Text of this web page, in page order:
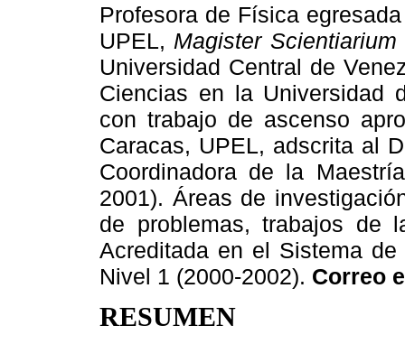
Profesora de Física
UPEL, Magister Scientiarium
Universidad Central de
Ciencias en la Universidad
con trabajo de ascenso
Caracas, UPEL, adscrita al
Coordinadora de la
2001). Áreas de
de problemas, trabajos de
Acreditada en el Sistema
Nivel 1 (2000-2002). Correo
RESUMEN